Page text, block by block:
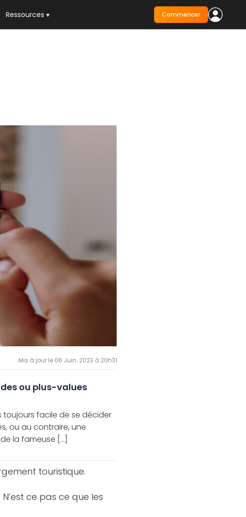
Ressources Commencer
Mis à jour le 06 Juin. 2023 à 20h31
ou plus-values
toujours facile de se décider
ou au contraire, une
la fameuse [...]
touristique.
ce pas ce que les